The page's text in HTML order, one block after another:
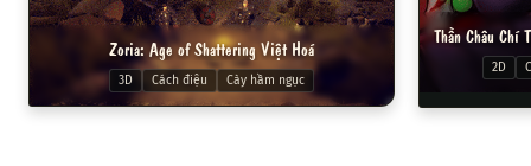
Zoria: Age of Shattering Việt Hoá
3D Cách điệu Cày hầm ngục
2D